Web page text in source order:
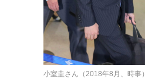
小室圭さん（2018年8月、時事）